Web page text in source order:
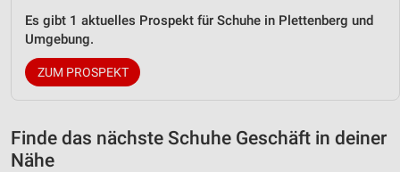
Es gibt 1 aktuelles Prospekt für Schuhe in Plettenberg und
Umgebung.
ZUM PROSPEKT
Finde das nächste Schuhe Geschäft in deiner
Nähe